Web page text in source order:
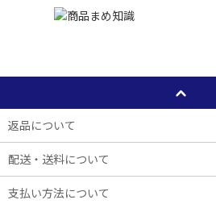
返品について
配送・送料について
支払い方法について